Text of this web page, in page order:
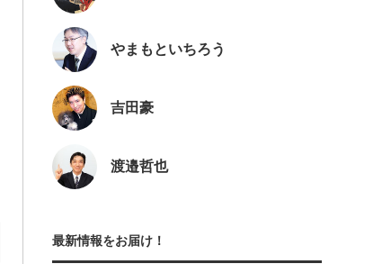
やまもといちろう
吉田豪
渡邉哲也
最新情報をお届け！